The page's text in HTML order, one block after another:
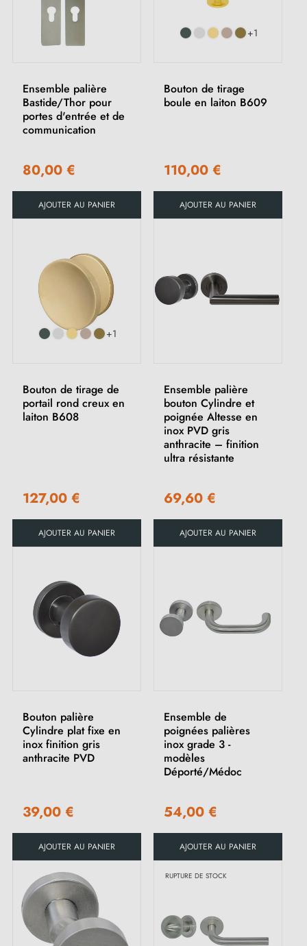
Ensemble palière
Bastide/Thor pour
portes d'entrée et de
communication
80,00 €
AJOUTER AU PANIER
+1
Bouton de tirage
boule en laiton B609
110,00 €
AJOUTER AU PANIER
+1
Bouton de tirage de
portail rond creux en
laiton B608
127,00 €
AJOUTER AU PANIER
Ensemble palière
bouton Cylindre et
poignée Altesse en
inox PVD gris
anthracite – finition
ultra résistante
69,60 €
AJOUTER AU PANIER
Bouton palière
Cylindre plat fixe en
inox finition gris
anthracite PVD
39,00 €
AJOUTER AU PANIER
Ensemble de
poignées palières
inox grade 3 -
modèles
Déporté/Médoc
54,00 €
AJOUTER AU PANIER
RUPTURE DE STOCK